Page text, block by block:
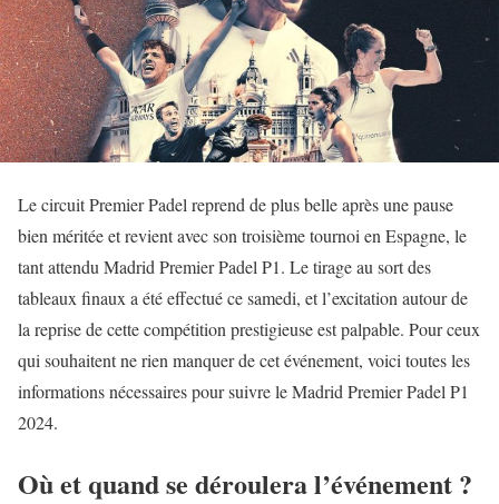
Le circuit Premier Padel reprend de plus belle après une pause
bien méritée et revient avec son troisième tournoi en Espagne, le
tant attendu Madrid Premier Padel P1. Le tirage au sort des
tableaux finaux a été effectué ce samedi, et l’excitation autour de
la reprise de cette compétition prestigieuse est palpable. Pour ceux
qui souhaitent ne rien manquer de cet événement, voici toutes les
informations nécessaires pour suivre le Madrid Premier Padel P1
2024.
Où et quand se déroulera l’événement ?